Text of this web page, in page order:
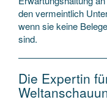
den vermeintlich
wenn sie keine
sind.
Die Expertin